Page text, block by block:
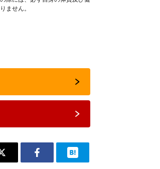
ません。